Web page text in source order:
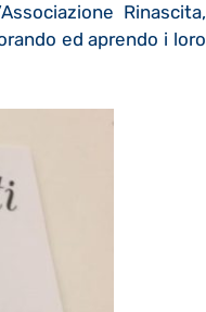
Rinascita,
ed aprendo i loro